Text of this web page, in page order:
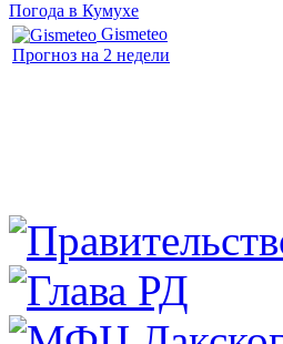
Погода в Кумухе
Gismeteo
Прогноз на 2 недели